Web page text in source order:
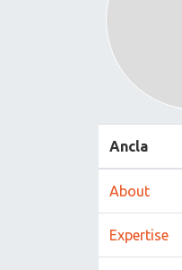
Ancla
About
Expertise